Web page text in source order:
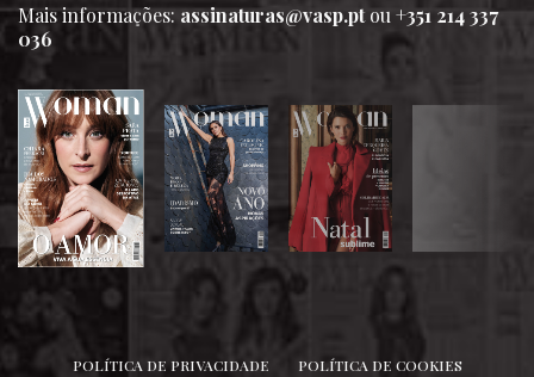
SIGA-NOS
Mais informações:assinaturas@vasp.ptou +351 214 337
036
POLÍTICA DE PRIVACIDADE POLÍTICA DE COOKIES